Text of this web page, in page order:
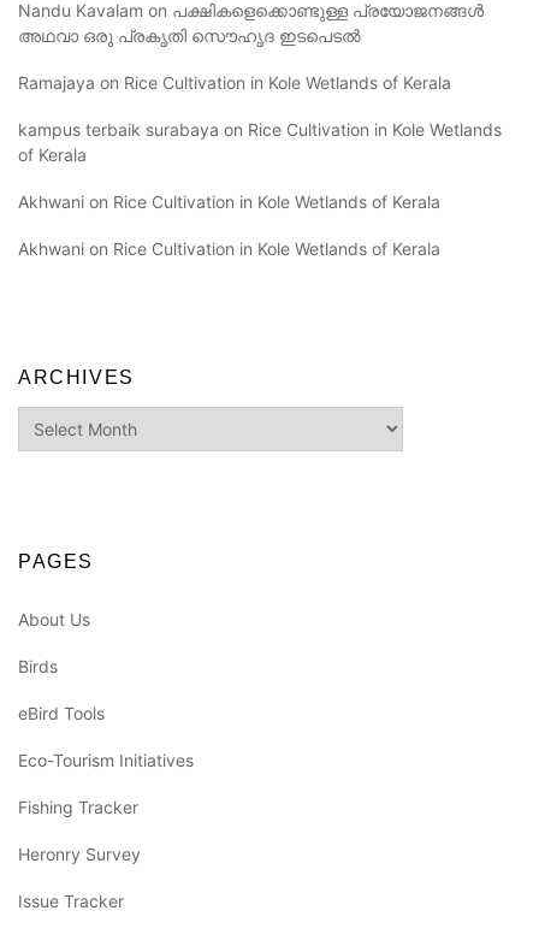
Nandu Kavalam on പക്ഷികളെക്കൊണ്ടുള്ള പ്രയോജനങ്ങൾ
അഥവാ ഒരു പ്രകൃതി സൌഹൃദ ഇടപെടൽ
Ramajaya on Rice Cultivation in Kole Wetlands of Kerala
kampus terbaik surabaya on Rice Cultivation in Kole Wetlands
of Kerala
Akhwani on Rice Cultivation in Kole Wetlands of Kerala
Akhwani on Rice Cultivation in Kole Wetlands of Kerala
ARCHIVES
Archives
PAGES
About Us
Birds
eBird Tools
Eco-Tourism Initiatives
Fishing Tracker
Heronry Survey
Issue Tracker